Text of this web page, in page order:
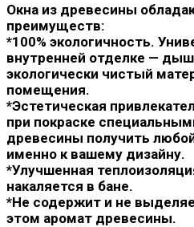
Окна из древесины
преимуществ:
*100% экологичность.
внутренней отделке —
экологически чистый
помещения.
*Эстетическая
при покраске
древесины получить
именно к вашему дизайну.
*Улучшенная
накаляется в бане.
*Не содержит и не
этом аромат древесины.